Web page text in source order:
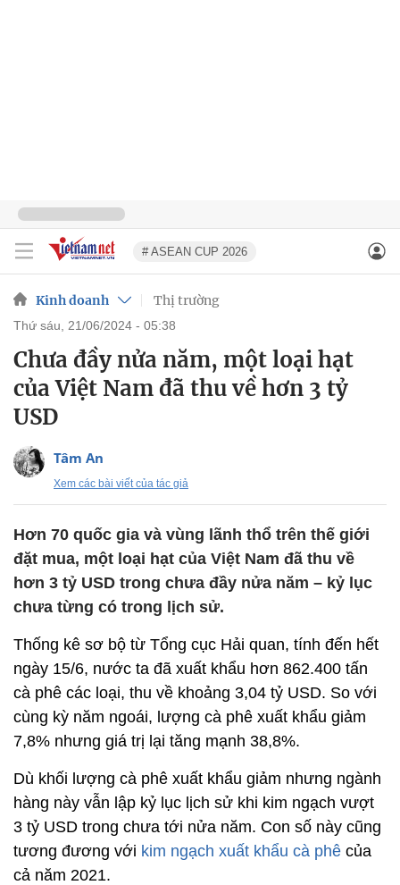
# ASEAN CUP 2026
Kinh doanh Thị trường
thứ sáu, 21/06/2024 - 05:38
Chưa đầy nửa năm, một loại hạt
của Việt Nam đã thu về hơn 3 tỷ
USD
Tâm An
Xem các bài viết của tác giả
Hơn 70 quốc gia và vùng lãnh thổ trên thế giới
đặt mua, một loại hạt của Việt Nam đã thu về
hơn 3 tỷ USD trong chưa đầy nửa năm – kỷ lục
chưa từng có trong lịch sử.
Thống kê sơ bộ từ Tổng cục Hải quan, tính đến hết
ngày 15/6, nước ta đã xuất khẩu hơn 862.400 tấn
cà phê các loại, thu về khoảng 3,04 tỷ USD. So với
cùng kỳ năm ngoái, lượng cà phê xuất khẩu giảm
7,8% nhưng giá trị lại tăng mạnh 38,8%.
Dù khối lượng cà phê xuất khẩu giảm nhưng ngành
hàng này vẫn lập kỷ lục lịch sử khi kim ngạch vượt
3 tỷ USD trong chưa tới nửa năm. Con số này cũng
tương đương với kim ngạch xuất khẩu cà phê của
cả năm 2021.